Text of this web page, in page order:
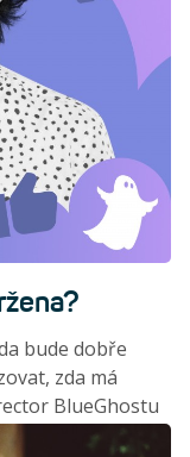
bude dobře
zda má
BlueGhostu
díváme u